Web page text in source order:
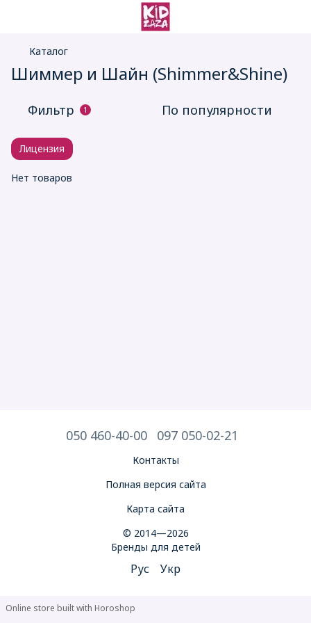
Каталог
Шиммер и Шайн (Shimmer&Shine)
Фильтр 1 По популярности
Лицензия
Нет товаров
050 460-40-00 097 050-02-21
Контакты
Полная версия сайта
Карта сайта
© 2014—2026
Бренды для детей
Рус Укр
Online store built with Horoshop